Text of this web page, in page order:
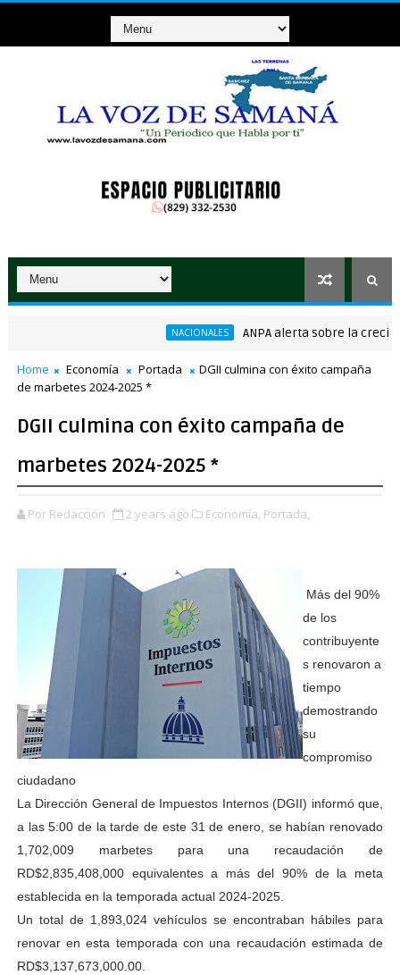
NACIONALES ANPA alerta sobre la creciente
en la convención del PRM
Home Economía Portada
DGII culmina con éxito campaña
de marbetes 2024-2025 *
DGII culmina con éxito campaña de
marbetes 2024-2025 *
Por Redacción 2 years ago Economía, Portada,
Más del 90%
de los
contribuyente
s renovaron a
tiempo
demostrando
su
compromiso
ciudadano
La Dirección General de Impuestos Internos (DGII) informó que,
a las 5:00 de la tarde de este 31 de enero, se habían renovado
1,702,009 marbetes para una recaudación de
RD$2,835,408,000 equivalentes a más del 90% de la meta
establecida en la temporada actual 2024-2025.
Un total de 1,893,024 vehículos se encontraban hábiles para
renovar en esta temporada con una recaudación estimada de
RD$3,137,673,000.00.